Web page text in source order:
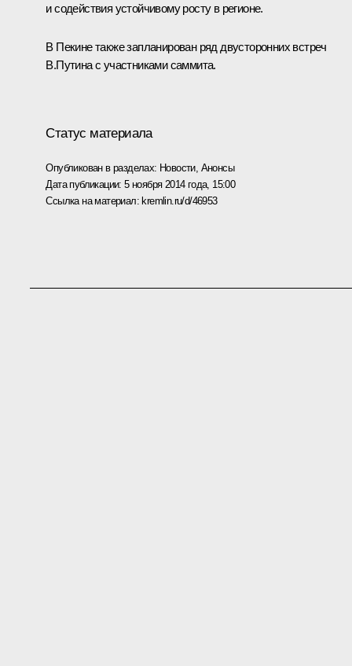
и содействия устойчивому росту в регионе.
В Пекине также запланирован ряд двусторонних встреч
В.Путина с участниками саммита.
Статус материала
Опубликован в разделах: Новости, Анонсы
Дата публикации:5 ноября 2014 года, 15:00
Ссылка на материал: kremlin.ru/d/46953